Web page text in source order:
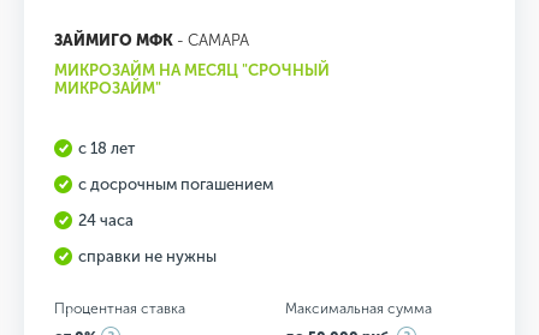
ЗАЙМИГО МФК - САМАРА
МИКРОЗАЙМ НА МЕСЯЦ "СРОЧНЫЙ
МИКРОЗАЙМ"
с 18 лет
с досрочным погашением
24 часа
справки не нужны
Процентная ставка
Максимальная сумма